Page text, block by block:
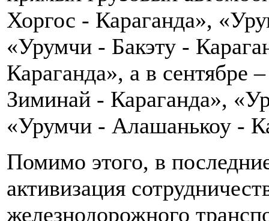
Хоргос - Караганда»,
«Урумчи - Бакэту -
Караганда», а в сентябре
Зиминай - Караганда»,
«Урумчи - Алашанькоу -
Помимо этого, в
активизация
железнодорожного